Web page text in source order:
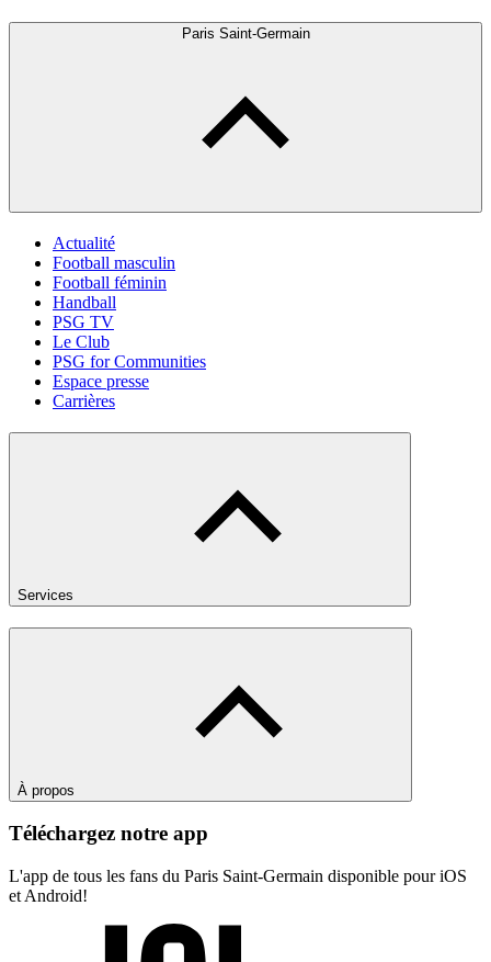
Paris Saint-Germain
Actualité
Football masculin
Football féminin
Handball
PSG TV
Le Club
PSG for Communities
Espace presse
Carrières
Services
À propos
Téléchargez notre app
L'app de tous les fans du Paris Saint-Germain disponible pour iOS
et Android!